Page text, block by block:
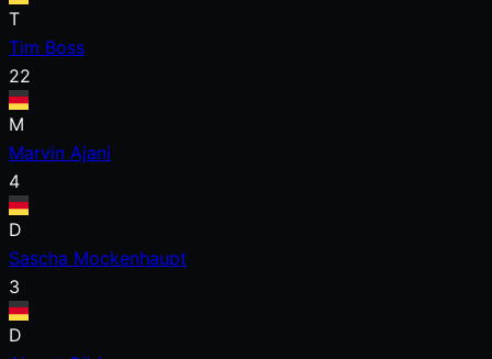
T
Tim Boss
22
M
Marvin Ajani
4
D
Sascha Mockenhaupt
3
D